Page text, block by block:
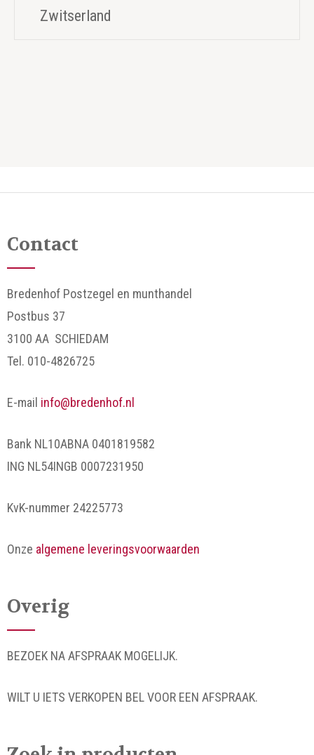
Zwitserland
Contact
Bredenhof Postzegel en munthandel
Postbus 37
3100 AA SCHIEDAM
Tel. 010-4826725
E-mail info@bredenhof.nl
Bank NL10ABNA 0401819582
ING NL54INGB 0007231950
KvK-nummer 24225773
Onze algemene leveringsvoorwaarden
Overig
BEZOEK NA AFSPRAAK MOGELIJK.
WILT U IETS VERKOPEN BEL VOOR EEN AFSPRAAK.